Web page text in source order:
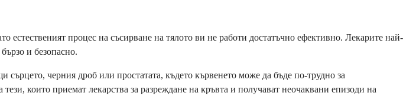
процес на съсирване на тялото ви не работи достатъчно ефективно. Лекарите най-
и безопасно.
черния дроб или простатата, където кървенето може да бъде по-трудно за
които приемат лекарства за разреждане на кръвта и получават неочаквани епизоди на